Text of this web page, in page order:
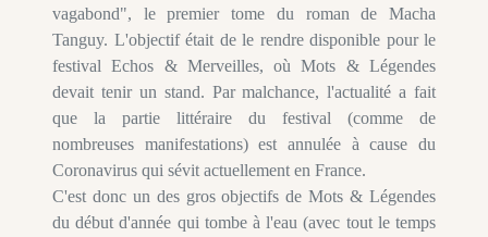
vagabond", le premier tome du roman de Macha
Tanguy. L'objectif était de le rendre disponible pour le
festival Echos & Merveilles, où Mots & Légendes
devait tenir un stand. Par malchance, l'actualité a fait
que la partie littéraire du festival (comme de
nombreuses manifestations) est annulée à cause du
Coronavirus qui sévit actuellement en France.
C'est donc un des gros objectifs de Mots & Légendes
du début d'année qui tombe à l'eau (avec tout le temps